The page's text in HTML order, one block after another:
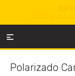

Polarizado